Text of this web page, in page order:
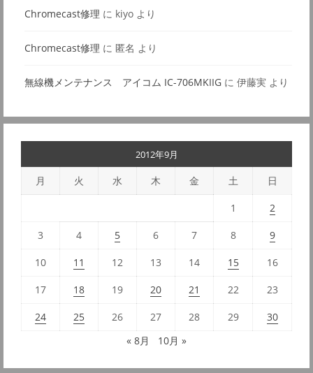
Chromecast修理 に kiyo より
Chromecast修理 に 匿名 より
無線機メンテナンス アイコム IC-706MKIIG に 伊藤実 より
2012年9月
月 火 水 木 金 土 日
1 2
3 4 5 6 7 8 9
10 11 12 13 14 15 16
17 18 19 20 21 22 23
24 25 26 27 28 29
30
« 8月
10月 »